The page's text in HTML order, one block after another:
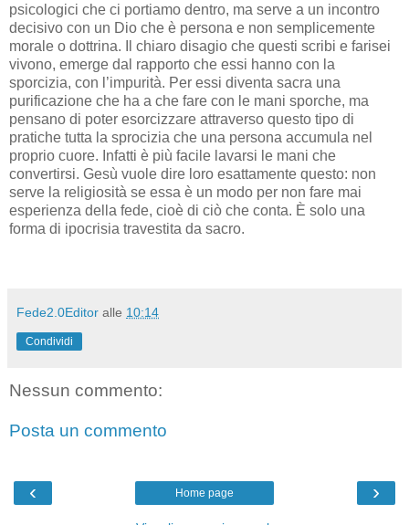
psicologici che ci portiamo dentro, ma serve a un incontro
decisivo con un Dio che è persona e non semplicemente
morale o dottrina. Il chiaro disagio che questi scribi e farisei
vivono, emerge dal rapporto che essi hanno con la
sporcizia, con l’impurità. Per essi diventa sacra una
purificazione che ha a che fare con le mani sporche, ma
pensano di poter esorcizzare attraverso questo tipo di
pratiche tutta la sprocizia che una persona accumula nel
proprio cuore. Infatti è più facile lavarsi le mani che
convertirsi. Gesù vuole dire loro esattamente questo: non
serve la religiosità se essa è un modo per non fare mai
esperienza della fede, cioè di ciò che conta. È solo una
forma di ipocrisia travestita da sacro.
Fede2.0Editor alle 10:14
Condividi
Nessun commento:
Posta un commento
‹ ›
Home page